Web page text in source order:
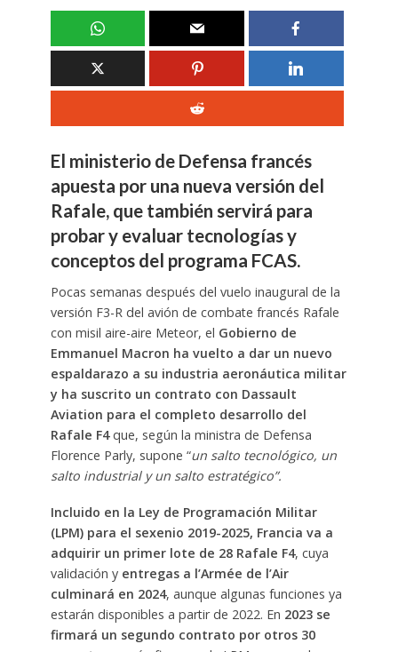
El ministerio de Defensa francés
apuesta por una nueva versión del
Rafale, que también servirá para
probar y evaluar tecnologías y
conceptos del programa FCAS.
Pocas semanas después del vuelo inaugural de la
versión F3-R del avión de combate francés Rafale
con misil aire-aire Meteor, el Gobierno de
Emmanuel Macron ha vuelto a dar un nuevo
espaldarazo a su industria aeronáutica militar
y ha suscrito un contrato con Dassault
Aviation para el completo desarrollo del
Rafale F4que, según la ministra de Defensa
Florence Parly, supone “un salto tecnológico, un
salto industrial y un salto estratégico”.
Incluido en la Ley de Programación Militar
(LPM) para el sexenio 2019-2025, Francia va a
adquirir un primer lote de 28 Rafale F4, cuya
validación yentregas a l’Armée de l’Air
culminará en 2024, aunque algunas funciones ya
estarán disponibles a partir de 2022. En 2023 se
firmará un segundo contrato por otros 30